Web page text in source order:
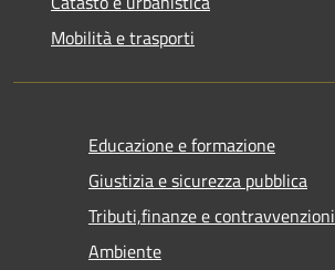
Mobilità e trasporti
Educazione e formazione
Giustizia e sicurezza pubblica
Tributi,finanze e contravvenzioni
Ambiente